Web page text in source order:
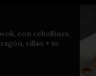
con cebollines,
sillao + tu